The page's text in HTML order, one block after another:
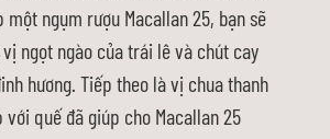
một ngụm rượu Macallan 25, bạn sẽ
ngọt ngào của trái lê và chút cay
hương. Tiếp theo là vị chua thanh
quế đã giúp cho Macallan 25